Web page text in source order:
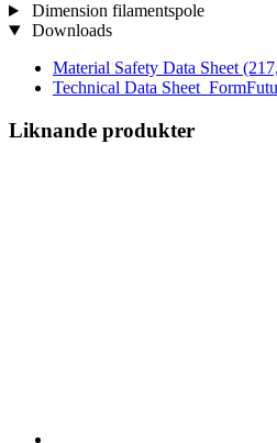
Dimension filamentspole
Downloads
Material Safety Data Sheet
Technical Data
Liknande produkter